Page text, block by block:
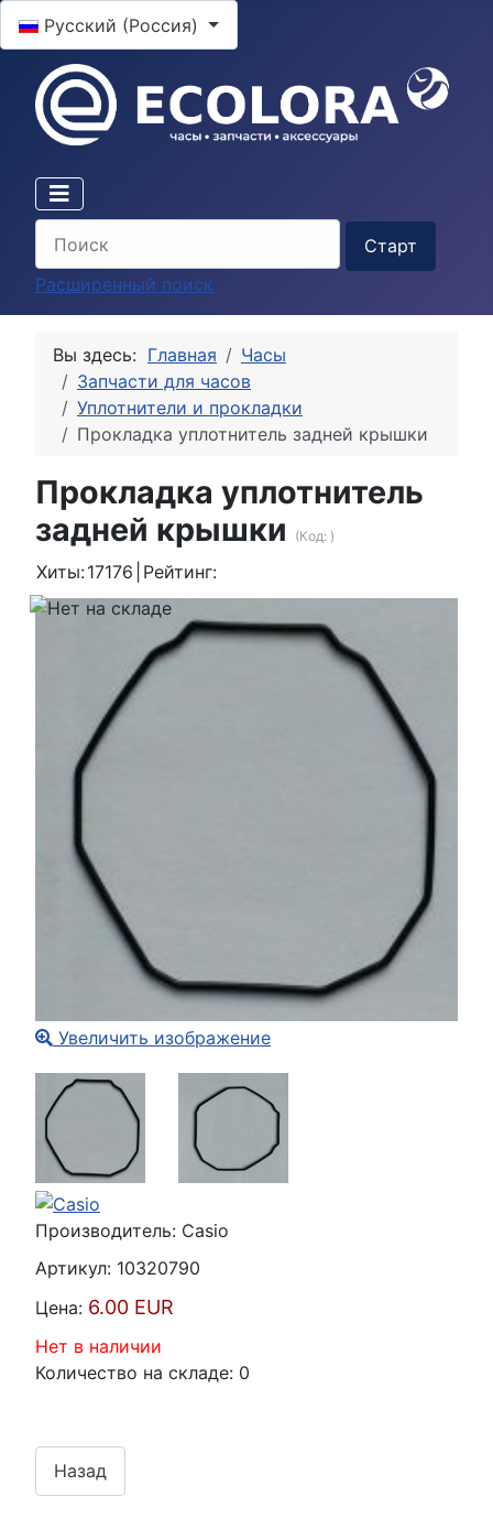
Выберите язык
Русский (Россия)
Расширенный поиск
Вы здесь: Главная
Часы
Запчасти для часов
Уплотнители и прокладки
Прокладка уплотнитель задней крышки
Прокладка уплотнитель
задней крышки
(Код: )
Хиты:17176 Рейтинг:
Увеличить изображение
Производитель: Casio
Артикул: 10320790
Цена: 6.00 EUR
Нет в наличии
Количество на складе: 0